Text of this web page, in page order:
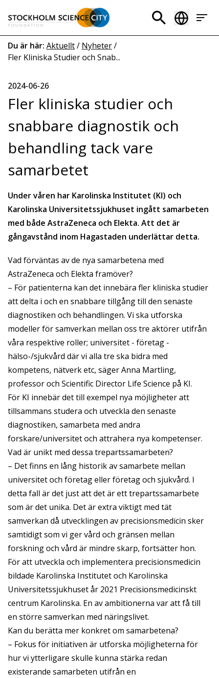
till
huvudinnehåll
Header
menu
Länkstig
Du är här: Aktuellt/ Nyheter/
Fler Kliniska Studier och Snab...
2024-06-26
Fler kliniska studier och
snabbare diagnostik och
behandling tack vare
samarbetet
Under våren har Karolinska Institutet (KI) och
Karolinska Universitetssjukhuset ingått samarbeten
med både AstraZeneca och Elekta. Att det är
gångavstånd inom Hagastaden underlättar detta.
Vad förväntas av de nya samarbetena med
AstraZeneca och Elekta framöver?
– För patienterna kan det innebära fler kliniska studier
att delta i och en snabbare tillgång till den senaste
diagnostiken och behandlingen. Vi ska utforska
modeller för samverkan mellan oss tre aktörer utifrån
våra respektive roller; universitet - företag -
hälso-/sjukvård där vi alla tre ska bidra med
kompetens, nätverk etc, säger Anna Martling,
professor och Scientific Director Life Science på KI.
För KI innebär det till exempel nya möjligheter att
tillsammans studera och utveckla den senaste
diagnostiken, samarbeta med andra
forskare/universitet och attrahera nya kompetenser.
Vad är unikt med dessa trepartssamarbeten?
– Det finns en lång historik av samarbete mellan
universitet och företag eller företag och sjukvård. I
detta fall är det just att det är ett trepartssamarbete
som är det unika. Det är extra viktigt med tät
samverkan då utvecklingen av precisionsmedicin sker
samtidigt som vi ger vård och gränsen mellan
forskning och vård är mindre skarp, fortsätter hon.
För att utveckla och implementera precisionsmedicin
bildade Karolinska Institutet och Karolinska
Universitetssjukhuset år 2021 Precisionsmedicinskt
centrum Karolinska. En av ambitionerna var att få till
en större samverkan med näringslivet.
Kan du berätta mer konkret om samarbetena?
– Fokus för initiativen är utforska möjligheterna för
hur vi ytterligare skulle kunna stärka redan
existerande samarbeten utifrån en